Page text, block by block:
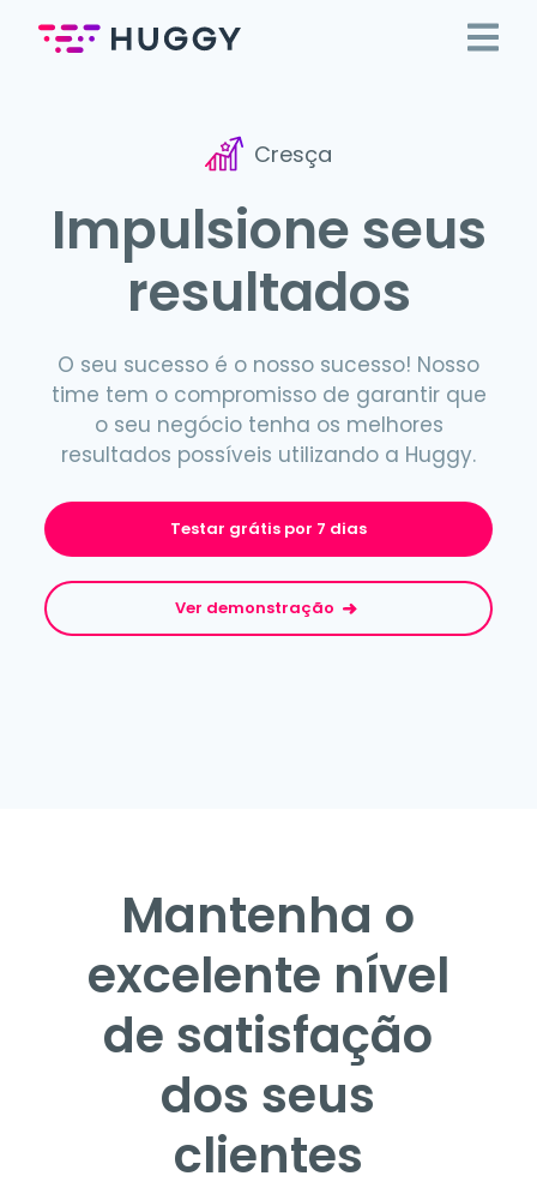
Cresça
Impulsione seus
resultados
O seu sucesso é o nosso sucesso! Nosso
time tem o compromisso de garantir que
o seu negócio tenha os melhores
resultados possíveis utilizando a Huggy.
Testar grátis por 7 dias
Ver demonstração
Mantenha o
excelente nível
de satisfação
dos seus
clientes